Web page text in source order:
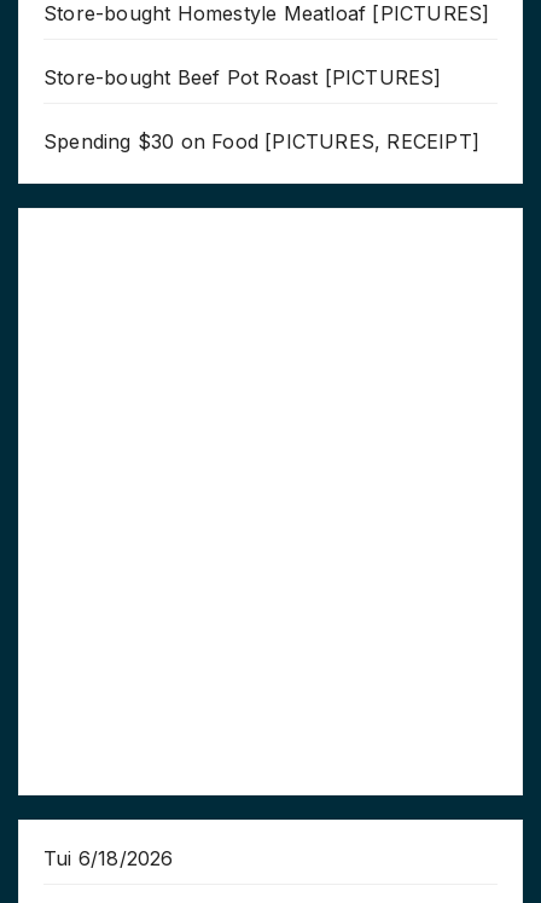
Store-bought Homestyle Meatloaf [PICTURES]
Store-bought Beef Pot Roast [PICTURES]
Spending $30 on Food [PICTURES, RECEIPT]
Tui 6/18/2026